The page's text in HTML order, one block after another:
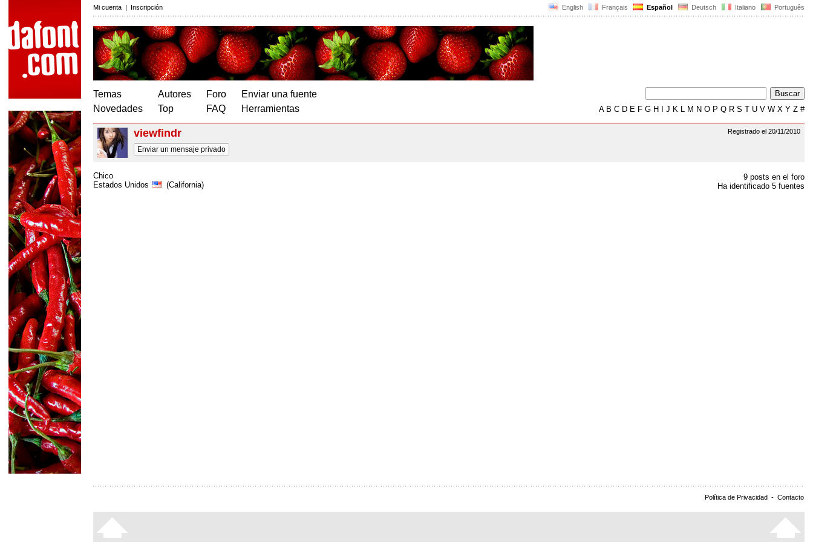
English Français Español Deutsch Italiano Português
Mi cuenta | Inscripción
Temas
Novedades
Autores
Top
Foro
FAQ
Enviar una fuente
Herramientas
AB C D E F G H J K L M N O P Q R S T U V W X Y Z #
Registrado el 20/11/2010
viewfindr
Enviar un mensaje privado
9 posts en el foro
Ha identificado 5 fuentes
Chico
Estados Unidos
(California)
Política de Privacidad - Contacto